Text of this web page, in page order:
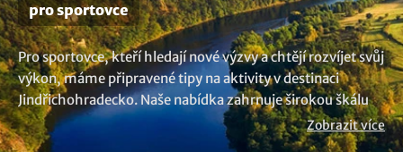
pro sportovce
Pro sportovce, kteří hledají nové výzvy a chtějí rozvíjet svůj
výkon, máme připravené tipy na aktivity v destinaci
Jindřichohradecko. Naše nabídka zahrnuje širokou škálu
možností sportování, které jsou přizpůsobeny potřebám
těch, kteří chtějí udržet a zlepšit svoji kondici. Vyberte si z
Zobrazit více